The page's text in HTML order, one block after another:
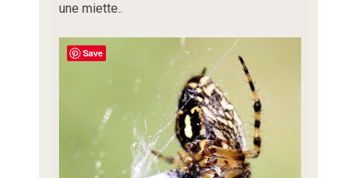
une miette..
Save